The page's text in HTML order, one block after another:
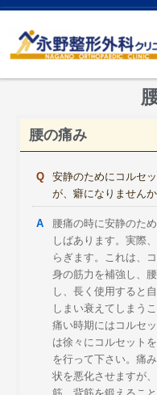
腰の痛み
安静のためにコルセ
が、癖になりませんか
腰痛の時に安静のた
しばあります。実際
らぎます。これは、
身の筋力を補強し、
し、長く使用すると
しまい衰えてしまう
痛い時期にはコルセ
は徐々にコルセット
を行って下さい。痛
状を悪化させますが